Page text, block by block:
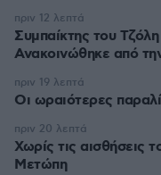
Συμπαίκτης του
Ανακοινώθηκε από
πριν 12 λεπτά
Οι ωραιότερες
πριν 19 λεπτά
Χωρίς τις αισθήσεις
Μετώπη
πριν 20 λεπτά